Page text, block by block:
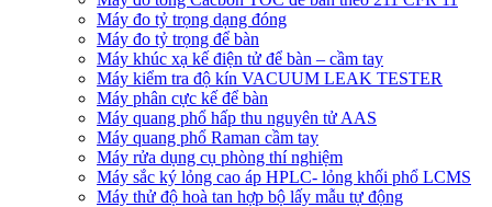
Máy đo tỷ trọng dạng đóng
Máy đo tỷ trọng để bàn
Máy khúc xạ kế điện tử để bàn – cầm tay
Máy kiểm tra độ kín VACUUM LEAK TESTER
Máy phân cực kế để bàn
Máy quang phổ hấp thu nguyên tử AAS
Máy quang phổ Raman cầm tay
Máy rửa dụng cụ phòng thí nghiệm
Máy sắc ký lỏng cao áp HPLC- lỏng khối phổ LCMS
Máy thử độ hoà tan hợp bộ lấy mẫu tự động